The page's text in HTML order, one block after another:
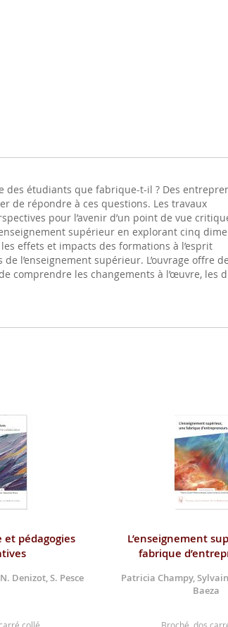
des étudiants que fabrique-t-il ? Des
de répondre à ces questions. Les travaux
pour l’avenir d’un point de vue
supérieur en explorant cinq
effets et impacts des formations à l’esprit
l’enseignement supérieur. L’ouvrage offre de
comprendre les changements à l’œuvre, les
et pédagogies
Denizot, S. Pesce
L’enseignement
fabrique
Patricia Champy,
Baeza